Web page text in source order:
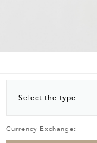
Select the type
Currency Exchange: